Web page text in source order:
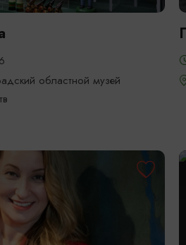
областной музей